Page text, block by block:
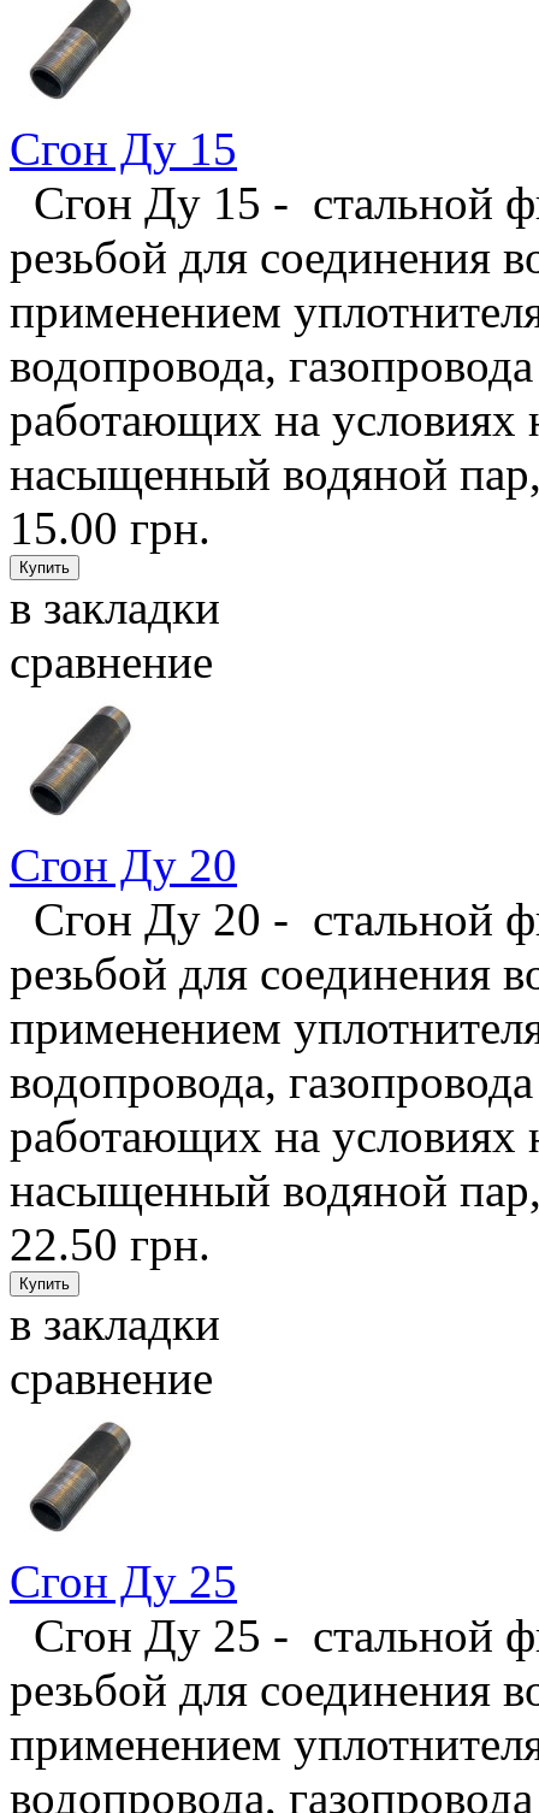
Сгон Ду 15
Сгон Ду 15 - стальной
резьбой для соединения
применением
водопровода,
работающих на условиях
насыщенный водяной
15.00 грн.
в закладки
сравнение
Сгон Ду 20
Сгон Ду 20 - стальной
резьбой для соединения
применением
водопровода,
работающих на условиях
насыщенный водяной
22.50 грн.
в закладки
сравнение
Сгон Ду 25
Сгон Ду 25 - стальной
резьбой для соединения
применением
водопровода,